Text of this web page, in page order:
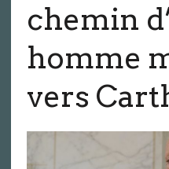
chemin
homme
vers